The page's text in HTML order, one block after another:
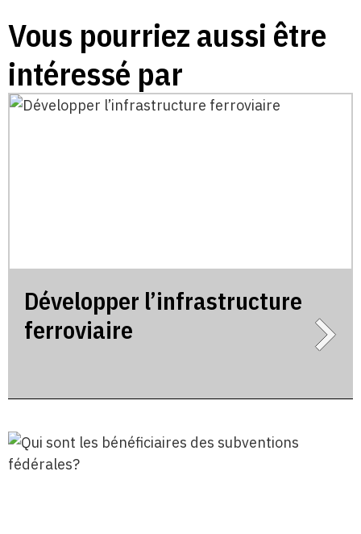
Vous pourriez aussi être
intéressé par
Développer l’infrastructure
ferroviaire